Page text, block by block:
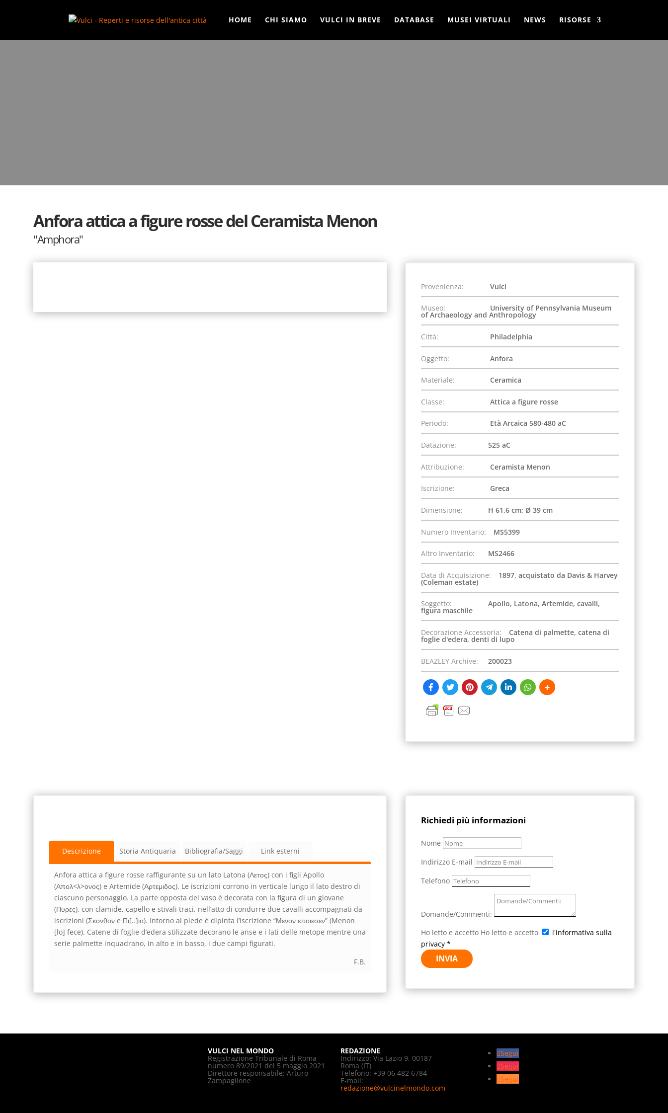
HOME
CHI SIAMO VULCI IN BREVE DATABASE MUSEI VIRTUALI NEWS RISORSE
Anfora attica a figure rosse del Ceramista Menon
"Amphora"
Provenienza: Vulci
Museo: University of Pennsylvania Museum
of Archaeology and Anthropology
Città: Philadelphia
Oggetto: Anfora
Materiale: Ceramica
Classe: Attica a figure rosse
Periodo: Età Arcaica 580-480 aC
Datazione: 525 aC
Attribuzione: Ceramista Menon
Iscrizione: Greca
Dimensione: H 61,6 cm; Ø 39 cm
Numero Inventario: MS5399
Altro Inventario: MS2466
Data di Acquisizione: 1897, acquistato da Davis & Harvey
(Coleman estate)
Soggetto: Apollo, Latona, Artemide, cavalli,
figura maschile
Decorazione Accessoria: Catena di palmette, catena di
foglie d'edera, denti di lupo
BEAZLEY Archive: 200023
Descrizione Storia Antiquaria Bibliografia/Saggi Link esterni
Anfora attica a figure rosse raffigurante su un lato Latona (Λετος̣) con i figli Apollo
(Απολ<λ>ονος) e Artemide (Αρτεμιδος). Le iscrizioni corrono in verticale lungo il lato destro di
ciascuno personaggio. La parte opposta del vaso è decorata con la figura di un giovane
(Πυρες), con clamide, capello e stivali traci, nell’atto di condurre due cavalli accompagnati da
iscrizioni (Σκονθον e Πι[..]ι̣ο). Intorno al piede è dipinta l’iscrizione “Μενον εποιεσεν” (Menon
[lo] fece). Catene di foglie d’edera stilizzate decorano le anse e i lati delle metope mentre una
serie palmette inquadrano, in alto e in basso, i due campi figurati.
F.B.
Richiedi più informazioni
Nome
Indirizzo E-mail
Telefono
Domande/Commenti:
Ho letto e accetto Ho letto e accetto
l'informativa sulla
privacy *
INVIA
VULCI NEL MONDO
Registrazione Tribunale di Roma
numero 89/2021 del 5 maggio 2021
Direttore responsabile: Arturo
Zampaglione
REDAZIONE
Indirizzo: Via Lazio 9, 00187
Roma (IT)
Telefono: +39 06 482 6784
E-mail:
redazione@vulcinelmondo.com
Segui
Segui
Segui